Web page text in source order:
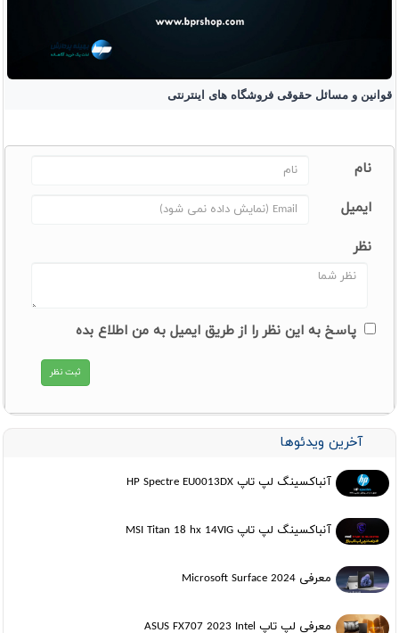
قوانین و مسائل حقوقی فروشگاه های اینترنتی
نام
ایمیل
نظر
پاسخ به این نظر را از طریق ایمیل به من اطلاع بده
آخرین ویدئوها
آنباکسینگ لپ تاپ HP Spectre EU0013DX
آنباکسینگ لپ تاپ MSI Titan 18 hx 14VIG
معرفی Microsoft Surface 2024
معرفی لپ تاپ ASUS FX707 2023 Intel